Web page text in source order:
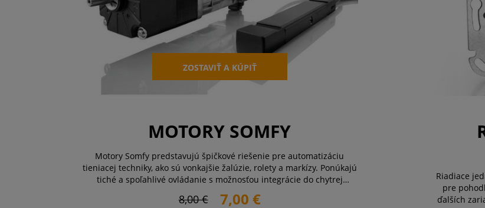
ZOSTAVIŤ A KÚPIŤ
MOTORY SOMFY
Motory Somfy predstavujú špičkové riešenie pre automatizáciu
tieniacej techniky, ako sú vonkajšie žalúzie, rolety a markízy. Ponúkajú
tiché a spoľahlivé ovládanie s možnosťou integrácie do chytrej
funkciám, ako je detekcia prekážok a ochr ...
8,00 € 7,00 €
Riadiace
pre
ďalších